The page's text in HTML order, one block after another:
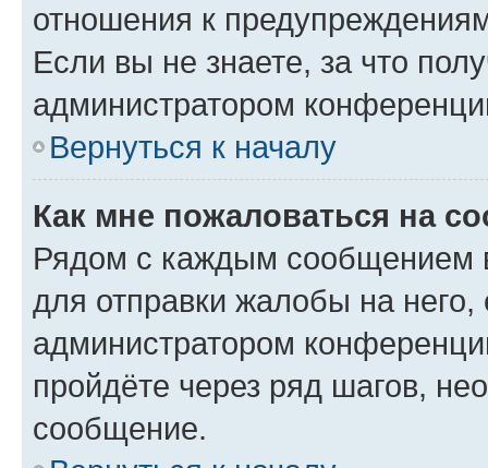
отношения к
Если вы не знаете, за что
администратором
Вернуться к началу
Как мне пожаловаться на
Рядом с каждым сообщением
для отправки жалобы на
администратором
пройдёте через ряд шагов,
сообщение.